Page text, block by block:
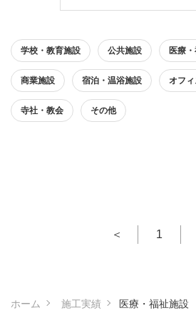
学校・教育施設 公共施設 医療
商業施設 宿泊・温浴施設 オフ
寺社・教会 その他
＜ 1
ホーム 施工実績 医療・福祉施設